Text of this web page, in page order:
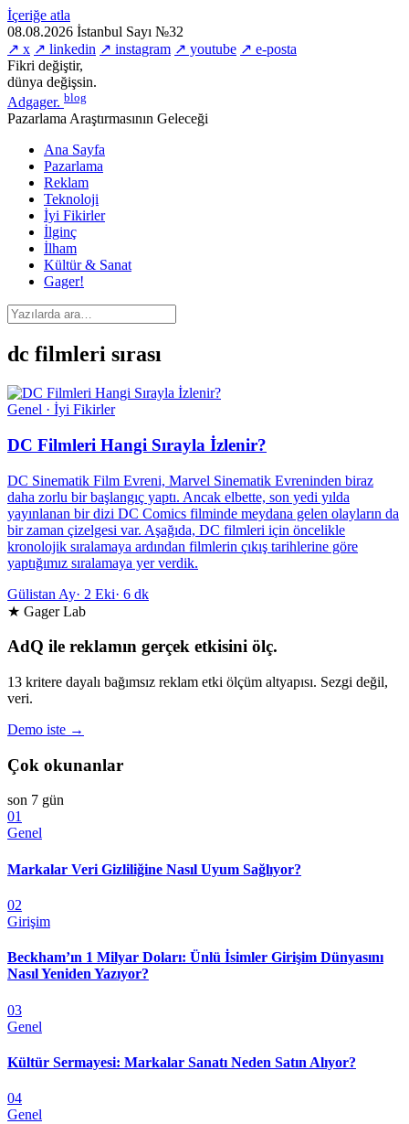
İçeriğe atla
08.08.2026 İstanbul Sayı №32
↗ x ↗ linkedin ↗ instagram ↗ youtube ↗ e-posta
Fikri değiştir,
dünya değişsin.
Adgager. blog
Pazarlama Araştırmasının Geleceği
Ana Sayfa
Pazarlama
Reklam
Teknoloji
İyi Fikirler
İlginç
İlham
Kültür & Sanat
Gager!
dc filmleri sırası
Genel · İyi Fikirler
DC Filmleri Hangi Sırayla İzlenir?
DC Sinematik Film Evreni, Marvel Sinematik Evreninden biraz
daha zorlu bir başlangıç ​​yaptı. Ancak elbette, son yedi yılda
yayınlanan bir dizi DC Comics filminde meydana gelen olayların da
bir zaman çizelgesi var. Aşağıda, DC filmleri için öncelikle
kronolojik sıralamaya ardından filmlerin çıkış tarihlerine göre
yaptığımız sıralamaya yer verdik.
Gülistan Ay· 2 Eki· 6 dk
★ Gager Lab
AdQ ile reklamın gerçek etkisini ölç.
13 kritere dayalı bağımsız reklam etki ölçüm altyapısı. Sezgi değil,
veri.
Demo iste →
Çok okunanlar
son 7 gün
01
Genel
Markalar Veri Gizliliğine Nasıl Uyum Sağlıyor?
02
Girişim
Beckham’ın 1 Milyar Doları: Ünlü İsimler Girişim Dünyasını
Nasıl Yeniden Yazıyor?
03
Genel
Kültür Sermayesi: Markalar Sanatı Neden Satın Alıyor?
04
Genel